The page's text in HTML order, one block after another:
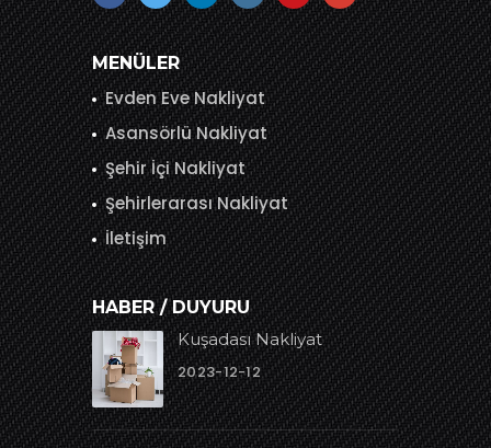
MENÜLER
Evden Eve Nakliyat
Asansörlü Nakliyat
Şehir İçi Nakliyat
Şehirlerarası Nakliyat
İletişim
HABER / DUYURU
Kuşadası Nakliyat
2023-12-12